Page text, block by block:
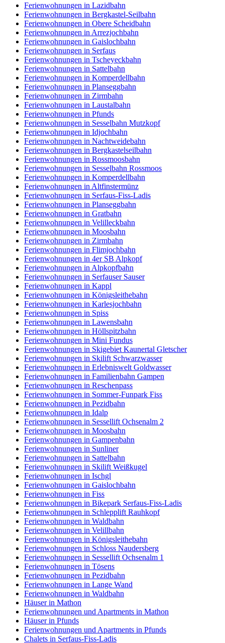
Ferienwohnungen in Lazidbahn
Ferienwohnungen in Bergkastel-Seilbahn
Ferienwohnungen in Obere Scheidbahn
Ferienwohnungen in Arrezjochbahn
Ferienwohnungen in Gaislochbahn
Ferienwohnungen in Serfaus
Ferienwohnungen in Tscheyeckbahn
Ferienwohnungen in Sattelbahn
Ferienwohnungen in Komperdellbahn
Ferienwohnungen in Planseggbahn
Ferienwohnungen in Zirmbahn
Ferienwohnungen in Laustalbahn
Ferienwohnungen in Pfunds
Ferienwohnungen in Sesselbahn Mutzkopf
Ferienwohnungen in Idjochbahn
Ferienwohnungen in Nachtweidebahn
Ferienwohnungen in Bergkastelseilbahn
Ferienwohnungen in Rossmoosbahn
Ferienwohnungen in Sesselbahn Rossmoos
Ferienwohnungen in Komperdellbahn
Ferienwohnungen in Altfinstermünz
Ferienwohnungen in Serfaus-Fiss-Ladis
Ferienwohnungen in Planseggbahn
Ferienwohnungen in Gratbahn
Ferienwohnungen in Velilleckbahn
Ferienwohnungen in Moosbahn
Ferienwohnungen in Zirmbahn
Ferienwohnungen in Flimjochbahn
Ferienwohnungen in 4er SB Alpkopf
Ferienwohnungen in Alpkopfbahn
Ferienwohnungen in Serfauser Sauser
Ferienwohnungen in Kappl
Ferienwohnungen in Königsleithebahn
Ferienwohnungen in Karlesjochbahn
Ferienwohnungen in Spiss
Ferienwohnungen in Lawensbahn
Ferienwohnungen in Höllspitzbahn
Ferienwohnungen in Mini Fundus
Ferienwohnungen in Skigebiet Kaunertal Gletscher
Ferienwohnungen in Skilift Schwarzwasser
Ferienwohnungen in Erlebniswelt Goldwasser
Ferienwohnungen in Familienbahn Gampen
Ferienwohnungen in Reschenpass
Ferienwohnungen in Sommer-Funpark Fiss
Ferienwohnungen in Pezidbahn
Ferienwohnungen in Idalp
Ferienwohnungen in Sessellift Ochsenalm 2
Ferienwohnungen in Moosbahn
Ferienwohnungen in Gampenbahn
Ferienwohnungen in Sunliner
Ferienwohnungen in Sattelbahn
Ferienwohnungen in Skilift Weißkugel
Ferienwohnungen in Ischgl
Ferienwohnungen in Gaislochbahn
Ferienwohnungen in Fiss
Ferienwohnungen in Bikepark Serfaus-Fiss-Ladis
Ferienwohnungen in Schlepplift Rauhkopf
Ferienwohnungen in Waldbahn
Ferienwohnungen in Velillbahn
Ferienwohnungen in Königsleithebahn
Ferienwohnungen in Schloss Naudersberg
Ferienwohnungen in Sessellift Ochsenalm 1
Ferienwohnungen in Tösens
Ferienwohnungen in Pezidbahn
Ferienwohnungen in Lange Wand
Ferienwohnungen in Waldbahn
Häuser in Mathon
Ferienwohnungen und Apartments in Mathon
Häuser in Pfunds
Ferienwohnungen und Apartments in Pfunds
Chalets in Serfaus-Fiss-Ladis